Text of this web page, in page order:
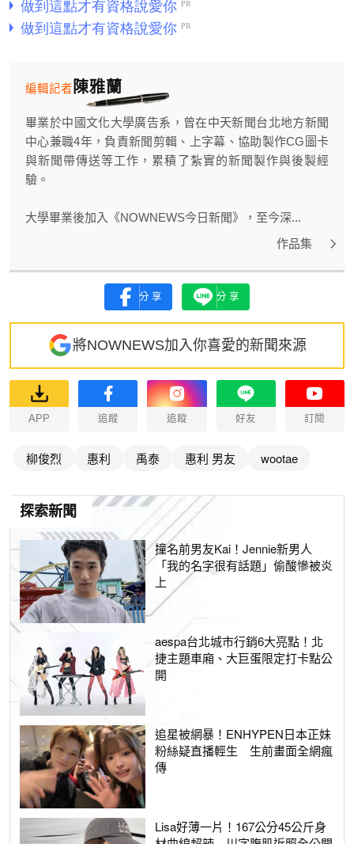
陳雅蘭
編輯記者
畢業於中國文化大學廣告系，曾在中天新聞台北地方新聞
中心兼職4年，負責新聞剪輯、上字幕、協助製作CG圖卡
與新聞帶傳送等工作，累積了紮實的新聞製作與後製經
驗。
大學畢業後加入《NOWNEWS今日新聞》，至今深...
作品集
分享 分享
將NOWNEWS加入你喜愛的新聞來源
APP 追蹤 追蹤 好友 訂閱
柳俊烈 惠利 禹泰 惠利 男友 wootae
探索新聞
撞名前男友Kai！Jennie新男人
「我的名字很有話題」偷酸慘被炎
上
aespa台北城市行銷6大亮點！北
捷主題車廂、大巨蛋限定打卡點公
開
追星被網暴！ENHYPEN日本正妹
粉絲疑直播輕生 生前畫面全網瘋
傳
Lisa好薄一片！167公分45公斤身